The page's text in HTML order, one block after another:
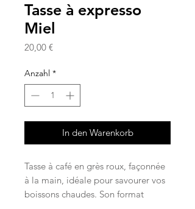
Tasse à expresso
Miel
20,00 €Preis
Anzahl *
In den Warenkorb
Tasse à café en grès roux, façonnée
à la main, idéale pour savourer vos
boissons chaudes. Son format